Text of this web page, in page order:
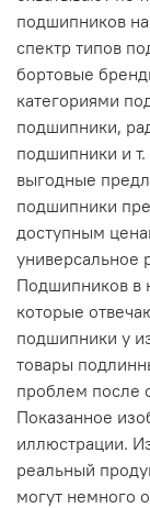
подшипников
спектр типов
бортовые
категориями
подшипники,
подшипники и
выгодные
подшипники
доступным
Подшипников в
которые
подшипники у
товары
проблем после
Показанное
иллюстрации.
реальный
могут немного